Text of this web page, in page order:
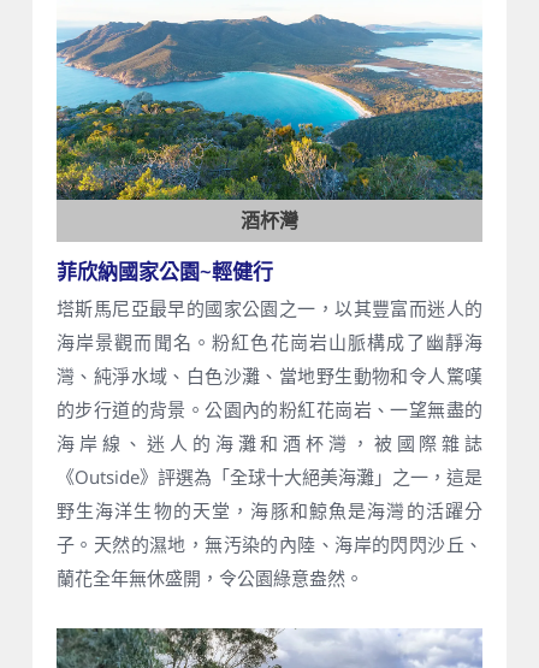
酒杯灣
菲欣納國家公園~輕健行
塔斯馬尼亞最早的國家公園之一，以其豐富而迷人的
海岸景觀而聞名。粉紅色花崗岩山脈構成了幽靜海
灣、純淨水域、白色沙灘、當地野生動物和令人驚嘆
的步行道的背景。公園內的粉紅花崗岩、一望無盡的
海岸線、迷人的海灘和酒杯灣，被國際雜誌
《Outside》評選為「全球十大絕美海灘」之一，這是
野生海洋生物的天堂，海豚和鯨魚是海灣的活躍分
子。天然的濕地，無汚染的內陸、海岸的閃閃沙丘、
蘭花全年無休盛開，令公園綠意盎然。